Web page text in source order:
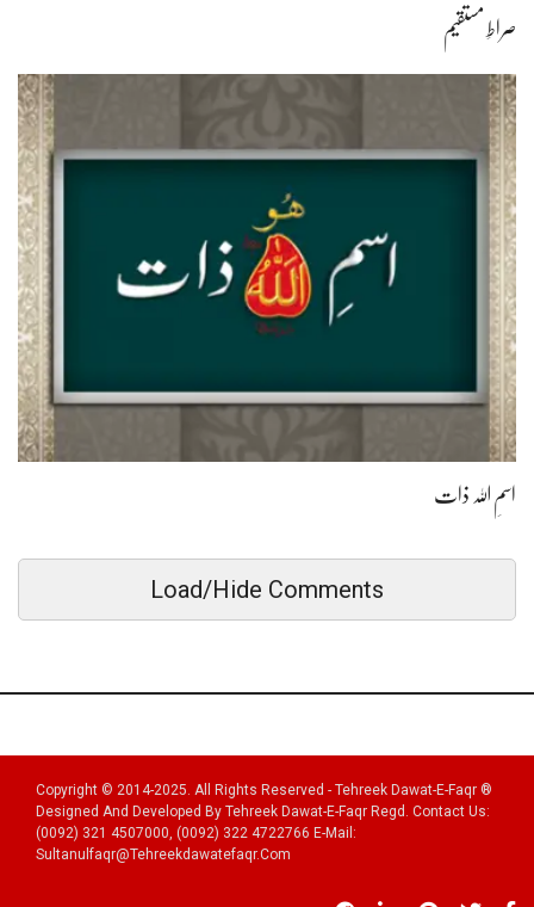
صراطِ مستقیم
اسمِ اللہ ذات
Load/Hide Comments
Copyright © 2014-2025. All Rights Reserved - Tehreek Dawat-E-Faqr ®
Designed And Developed By Tehreek Dawat-E-Faqr Regd. Contact Us:
(0092) 321 4507000, (0092) 322 4722766 E-Mail:
Sultanulfaqr@tehreekdawatefaqr.com